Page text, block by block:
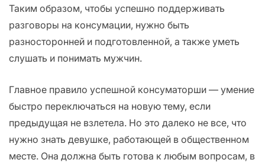
Таким образом, чтобы успешно поддерживать
разговоры на консумации, нужно быть
разносторонней и подготовленной, а также уметь
слушать и понимать мужчин.
Главное правило успешной консуматорши — умение
быстро переключаться на новую тему, если
предыдущая не взлетела. Но это далеко не все, что
нужно знать девушке, работающей в общественном
месте. Она должна быть готова к любым вопросам, в